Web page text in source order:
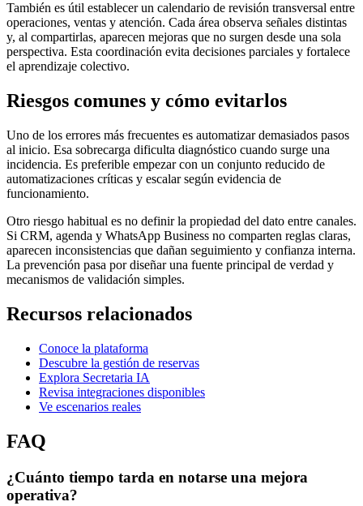
También es útil establecer un calendario de revisión transversal entre
operaciones, ventas y atención. Cada área observa señales distintas
y, al compartirlas, aparecen mejoras que no surgen desde una sola
perspectiva. Esta coordinación evita decisiones parciales y fortalece
el aprendizaje colectivo.
Riesgos comunes y cómo evitarlos
Uno de los errores más frecuentes es automatizar demasiados pasos
al inicio. Esa sobrecarga dificulta diagnóstico cuando surge una
incidencia. Es preferible empezar con un conjunto reducido de
automatizaciones críticas y escalar según evidencia de
funcionamiento.
Otro riesgo habitual es no definir la propiedad del dato entre canales.
Si CRM, agenda y WhatsApp Business no comparten reglas claras,
aparecen inconsistencias que dañan seguimiento y confianza interna.
La prevención pasa por diseñar una fuente principal de verdad y
mecanismos de validación simples.
Recursos relacionados
Conoce la plataforma
Descubre la gestión de reservas
Explora Secretaria IA
Revisa integraciones disponibles
Ve escenarios reales
FAQ
¿Cuánto tiempo tarda en notarse una mejora
operativa?